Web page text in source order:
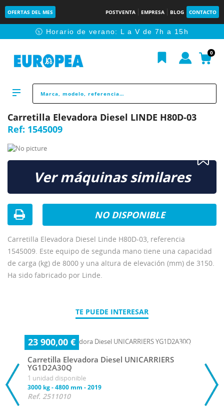
OFERTAS DEL MES POSTVENTA EMPRESA BLOG CONTACTO
🕥 Horario de verano: L a V de 7h a 15h
0
Carretilla Elevadora Diesel LINDE H80D-03
Ref: 1545009
Carretilla Elevadora Diesel Linde H80D-03, referencia
1545009. Este equipo de segunda mano tiene una capacidad
de carga (kg) de 8000 y una altura de elevación (mm) de 3150.
Ha sido fabricado por Linde.
Ver máquinas similares
NO DISPONIBLE
TE PUEDE INTERESAR
23 900,00 €
Carretilla Elevadora Diesel UNICARRIERS
YG1D2A30Q
1 unidad disponible
3000 kg-4800 mm -2019
Ref. 2511010